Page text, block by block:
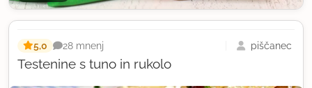
Testenine s tuno in rukolo
5,0 28 mnenj piščanec